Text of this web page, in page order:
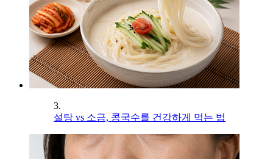
3.
설탕 vs 소금, 콩국수를 건강하게 먹는 법